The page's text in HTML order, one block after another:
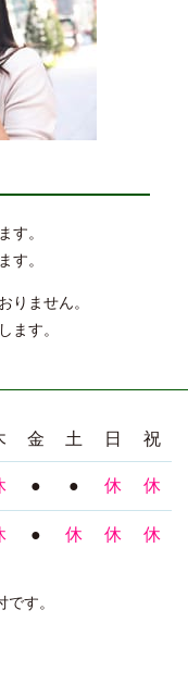
す。
す。
りません。
ます。
金 土 日 祝
● ● 休 休
● 休 休 休
す。